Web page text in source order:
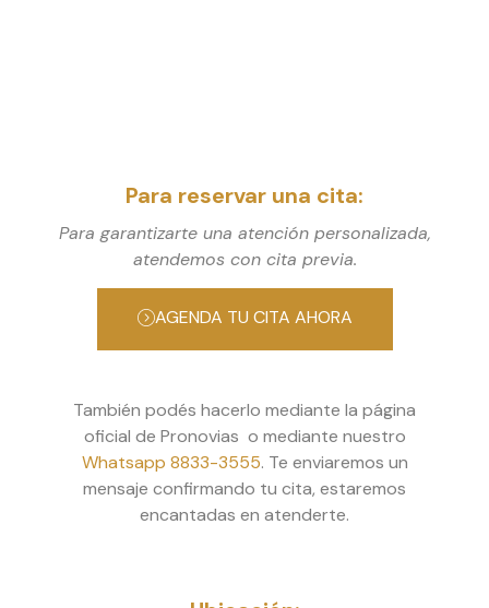
Para reservar una cita:
Para garantizarte una atención personalizada,
atendemos con cita previa.
AGENDA TU CITA AHORA
También podés hacerlo mediante la página
oficial de Pronovias o mediante nuestro
Whatsapp 8833-3555. Te enviaremos un
mensaje confirmando tu cita, estaremos
encantadas en atenderte.